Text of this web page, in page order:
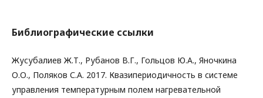
Библиографические ссылки
Жусубалиев Ж.Т., Рубанов В.Г., Гольцов Ю.А., Яночкина
О.О., Поляков С.А. 2017. Квазипериодичность в системе
управления температурным полем нагревательной